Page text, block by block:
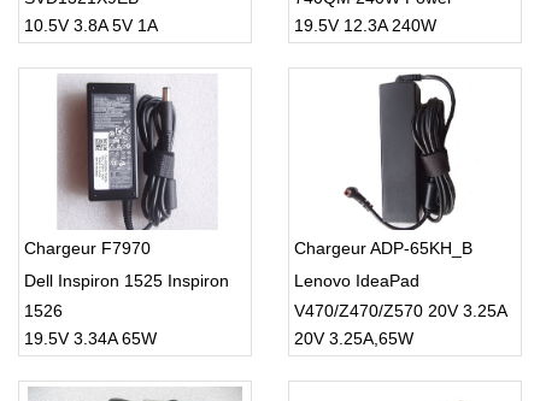
10.5V 3.8A 5V 1A
Adapter Charger
19.5V 12.3A 240W
Chargeur F7970
Dell Inspiron 1525 Inspiron
1526
19.5V 3.34A 65W
Chargeur ADP-65KH_B
Lenovo IdeaPad
V470/Z470/Z570 20V 3.25A
65W AC Power Adapter
20V 3.25A,65W